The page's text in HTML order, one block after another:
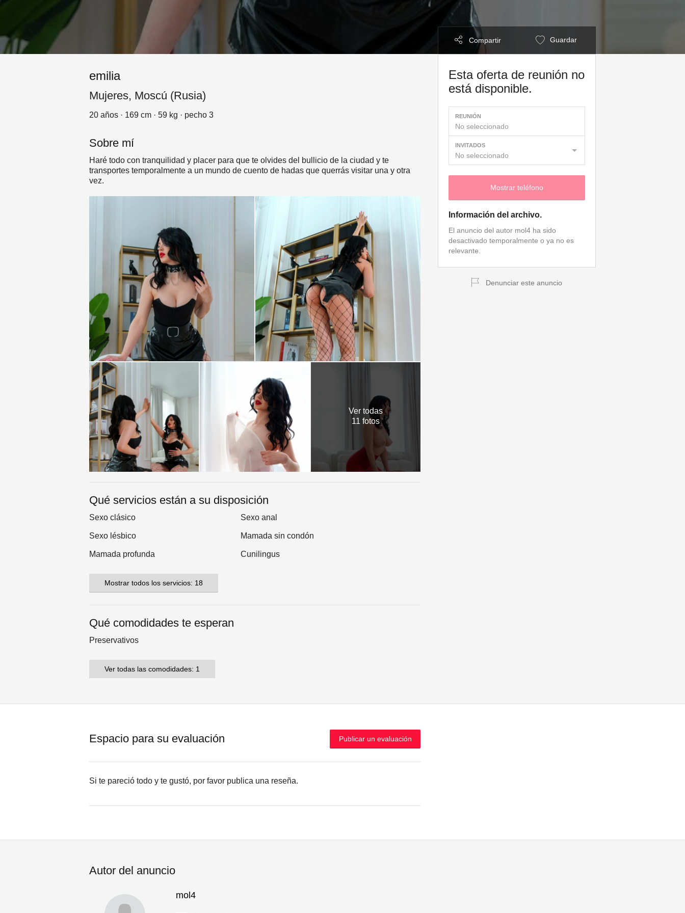
Compartir Guardar
Esta oferta de reunión no
está disponible.
REUNIÓN
No seleccionado
INVITADOS
No seleccionado
Mostrar teléfono
Información del archivo.
El anuncio del autor mol4 ha sido
desactivado temporalmente o ya no es
relevante.
Denunciar este anuncio
emilia
Mujeres, Moscú (Rusia)
20 años · 169 cm · 59 kg · pecho 3
Sobre mí
Haré todo con tranquilidad y placer para que te olvides del bullicio de la ciudad y te
transportes temporalmente a un mundo de cuento de hadas que querrás visitar una y otra
vez.
Ver todas
11 fotos
Qué servicios están a su disposición
Sexo clásico Sexo anal
Sexo lésbico Mamada sin condón
Mamada profunda Cunilingus
Mostrar todos los servicios: 18
Qué comodidades te esperan
Preservativos
Ver todas las comodidades: 1
Espacio para su evaluación Publicar un evaluación
Si te pareció todo y te gustó, por favor publica una reseña.
Autor del anuncio
mol4